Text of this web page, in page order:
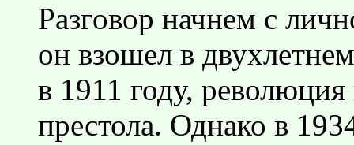
Разговор начнем с
он взошел в
в 1911 году, революция
престола. Однако в